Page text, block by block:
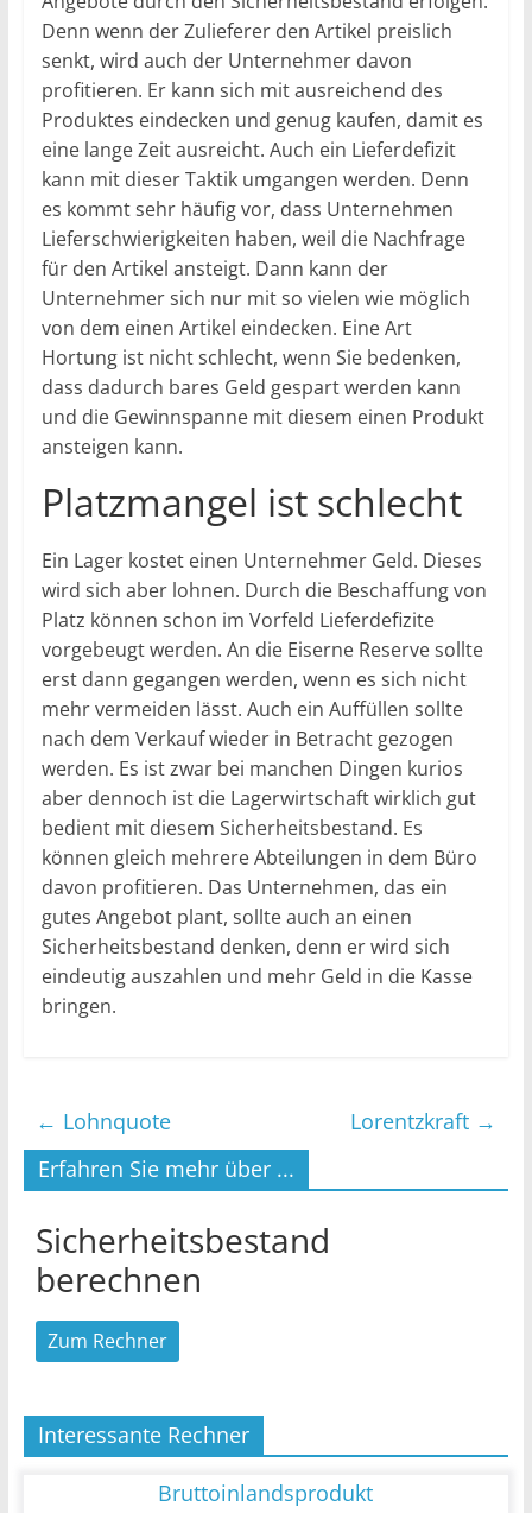
Denn wenn der Zulieferer den Artikel preislich
senkt, wird auch der Unternehmer davon
profitieren. Er kann sich mit ausreichend des
Produktes eindecken und genug kaufen, damit es
eine lange Zeit ausreicht. Auch ein Lieferdefizit
kann mit dieser Taktik umgangen werden. Denn
es kommt sehr häufig vor, dass Unternehmen
Lieferschwierigkeiten haben, weil die Nachfrage
für den Artikel ansteigt. Dann kann der
Unternehmer sich nur mit so vielen wie möglich
von dem einen Artikel eindecken. Eine Art
Hortung ist nicht schlecht, wenn Sie bedenken,
dass dadurch bares Geld gespart werden kann
und die Gewinnspanne mit diesem einen Produkt
ansteigen kann.
Platzmangel ist schlecht
Ein Lager kostet einen Unternehmer Geld. Dieses
wird sich aber lohnen. Durch die Beschaffung von
Platz können schon im Vorfeld Lieferdefizite
vorgebeugt werden. An die Eiserne Reserve sollte
erst dann gegangen werden, wenn es sich nicht
mehr vermeiden lässt. Auch ein Auffüllen sollte
nach dem Verkauf wieder in Betracht gezogen
werden. Es ist zwar bei manchen Dingen kurios
aber dennoch ist die Lagerwirtschaft wirklich gut
bedient mit diesem Sicherheitsbestand. Es
können gleich mehrere Abteilungen in dem Büro
davon profitieren. Das Unternehmen, das ein
gutes Angebot plant, sollte auch an einen
Sicherheitsbestand denken, denn er wird sich
eindeutig auszahlen und mehr Geld in die Kasse
bringen.
← Lohnquote Lorentzkraft →
Erfahren Sie mehr über ...
Sicherheitsbestand
berechnen
Zum Rechner
Interessante Rechner
Bruttoinlandsprodukt